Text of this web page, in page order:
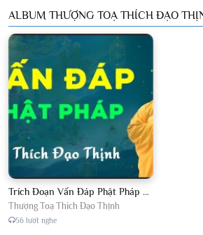
ALBUM THƯỢNG TOẠ THÍCH ĐẠO
Trích Đoạn Vấn Đáp Phật Pháp 2026
Thượng Toạ Thích Đạo Thịnh
56 lượt nghe